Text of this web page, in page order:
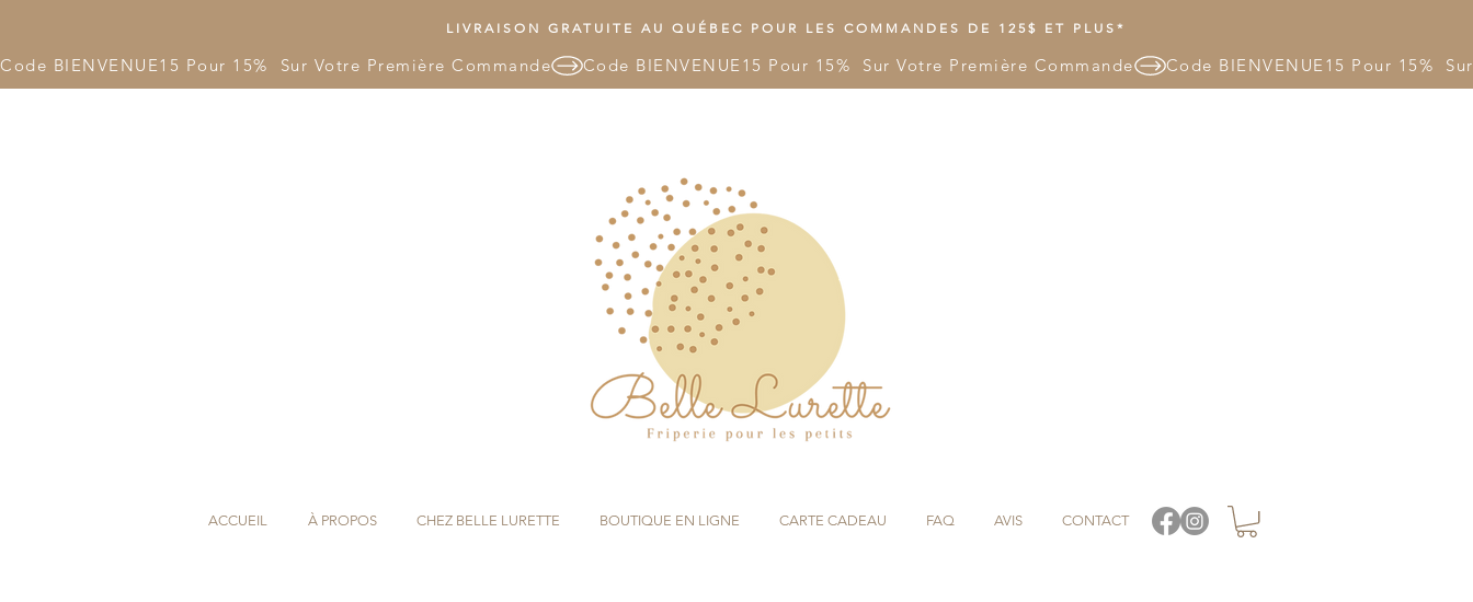
LIVRAISON GRATUITE AU QUÉBEC POUR LES COMMANDES DE 125$ ET PLUS*
Code BIENVENUE15 Pour 15%  Sur Votre Première Commande
ACCUEIL À PROPOS CHEZ BELLE LURETTE BOUTIQUE EN LIGNE CARTE CADEAU FAQ AVIS CONTACT